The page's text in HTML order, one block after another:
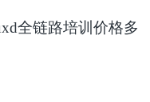
全链路培训价格多